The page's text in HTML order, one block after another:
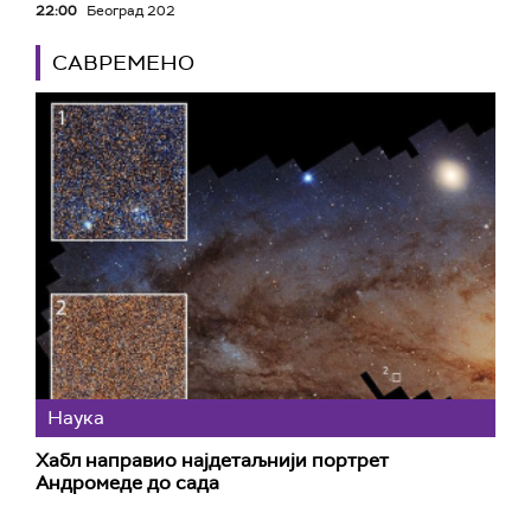
22:00 Београд 202
САВРЕМЕНО
Наука
Хабл направио најдетаљнији портрет
Андромеде до сада